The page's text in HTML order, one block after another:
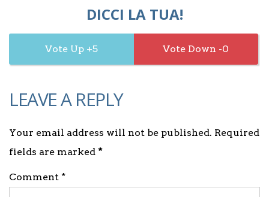
DICCI LA TUA!
5 0
LEAVE A REPLY
Your email address will not be published. Required
fields are marked *
Comment *